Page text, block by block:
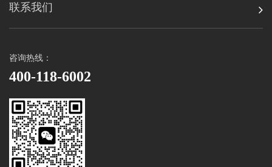
联系我们
咨询热线：
400-118-6002